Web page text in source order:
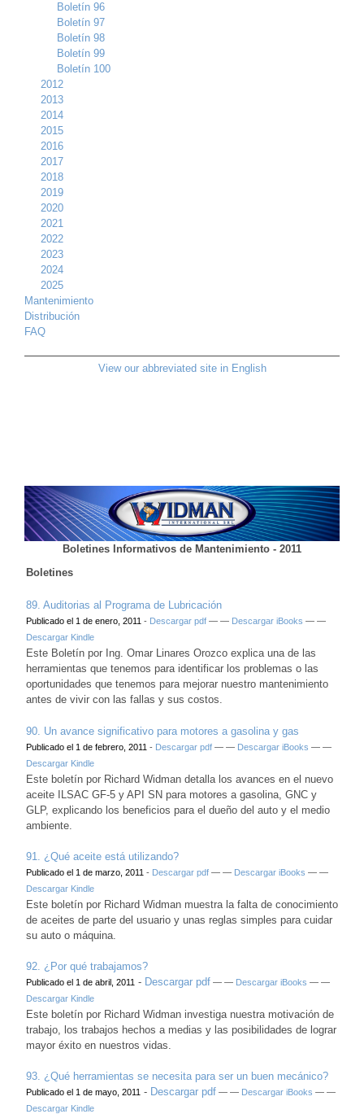
Boletín 96
Boletín 97
Boletín 98
Boletín 99
Boletín 100
2012
2013
2014
2015
2016
2017
2018
2019
2020
2021
2022
2023
2024
2025
Mantenimiento
Distribución
FAQ
View our abbreviated site in English
Boletines Informativos de Mantenimiento - 2011
Boletines
89. Auditorias al Programa de Lubricación
Publicado el 1 de enero, 2011 - Descargar pdf — — Descargar iBooks — —
Descargar Kindle
Este Boletín por Ing. Omar Linares Orozco explica una de las
herramientas que tenemos para identificar los problemas o las
oportunidades que tenemos para mejorar nuestro mantenimiento
antes de vivir con las fallas y sus costos.
90. Un avance significativo para motores a gasolina y gas
Publicado el 1 de febrero, 2011 - Descargar pdf — — Descargar iBooks — —
Descargar Kindle
Este boletín por Richard Widman detalla los avances en el nuevo
aceite ILSAC GF-5 y API SN para motores a gasolina, GNC y
GLP, explicando los beneficios para el dueño del auto y el medio
ambiente.
91. ¿Qué aceite está utilizando?
Publicado el 1 de marzo, 2011 - Descargar pdf — — Descargar iBooks — —
Descargar Kindle
Este boletín por Richard Widman muestra la falta de conocimiento
de aceites de parte del usuario y unas reglas simples para cuidar
su auto o máquina.
92. ¿Por qué trabajamos?
Publicado el 1 de abril, 2011 - Descargar pdf — — Descargar iBooks — —
Descargar Kindle
Este boletín por Richard Widman investiga nuestra motivación de
trabajo, los trabajos hechos a medias y las posibilidades de lograr
mayor éxito en nuestros vidas.
93. ¿Qué herramientas se necesita para ser un buen mecánico?
Publicado el 1 de mayo, 2011 - Descargar pdf — — Descargar iBooks — —
Descargar Kindle